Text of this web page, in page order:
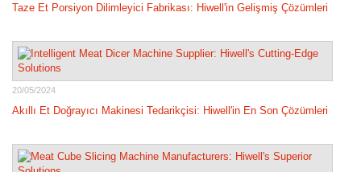
Taze Et Porsiyon Dilimleyici Fabrikası: Hiwell'in Gelişmiş Çözümleri
20/05/2024
Akıllı Et Doğrayıcı Makinesi Tedarikçisi: Hiwell'in En Son Çözümleri